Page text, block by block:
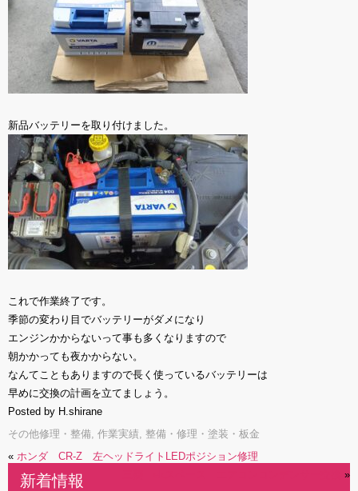
新品バッテリーを取り付けました。
これで作業終了です。
季節の変わり目でバッテリーがダメになり
エンジンかからないって事も多くなりますので
朝かかっても夜かからない。
なんてこともありますので長く使っているバッテリーは
早めに交換の計画を立てましょう。
Posted by H.shirane
その他修理・整備, 作業実績, 整備・修理・塗装・板金
« ホンダ CR-Z 左ヘッドライトLEDポジション修理
»
新着情報